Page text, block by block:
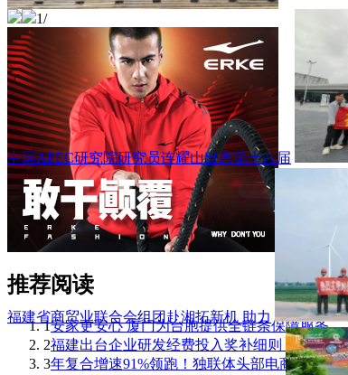
中国APEC研究院研究员连耀山出席第十八届
福建省商贸业联合会组团赴湘拓新机 助力
1/
推荐阅读
1安家更安心 厦门为台胞提供全链条保障服务
2福建出台企业研发经费投入奖补细则 单家企
3年复合增速91%领跑！独联体头部电商平台Ozo